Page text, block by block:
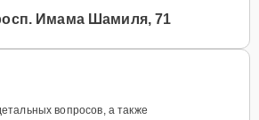
Имама Шамиля, 71
вопросов, а также